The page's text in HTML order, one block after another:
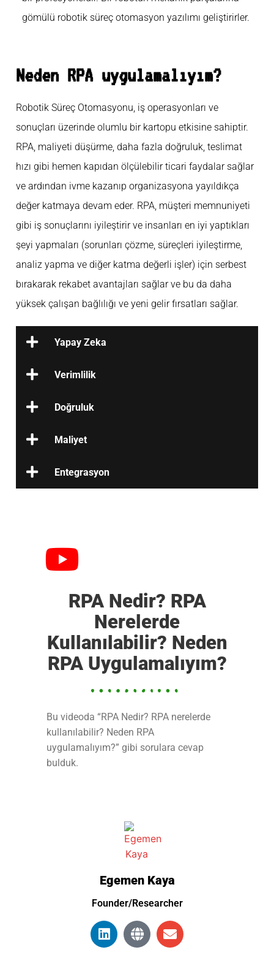
gömülü robotik süreç otomasyon yazılımı geliştirirler.
Neden RPA uygulamalıyım?
Robotik Süreç Otomasyonu, iş operasyonları ve
sonuçları üzerinde olumlu bir kartopu etkisine sahiptir.
RPA, maliyeti düşürme, daha fazla doğruluk, teslimat
hızı gibi hemen kapıdan ölçülebilir ticari faydalar sağlar
ve ardından ivme kazanıp organizasyona yayıldıkça
değer katmaya devam eder. RPA, müşteri memnuniyeti
gibi iş sonuçlarını iyileştirir ve insanları en iyi yaptıkları
şeyi yapmaları (sorunları çözme, süreçleri iyileştirme,
analiz yapma ve diğer katma değerli işler) için serbest
bırakarak rekabet avantajları sağlar ve bu da daha
yüksek çalışan bağlılığı ve yeni gelir fırsatları sağlar.
Yapay Zeka
Verimlilik
Doğruluk
Maliyet
Entegrasyon
RPA Nedir? RPA
Nerelerde
Kullanılabilir? Neden
RPA Uygulamalıyım?
Bu videoda “RPA Nedir? RPA nerelerde
kullanılabilir? Neden RPA
uygulamalıyım?” gibi sorulara cevap
bulduk.
Egemen Kaya
Founder/Researcher